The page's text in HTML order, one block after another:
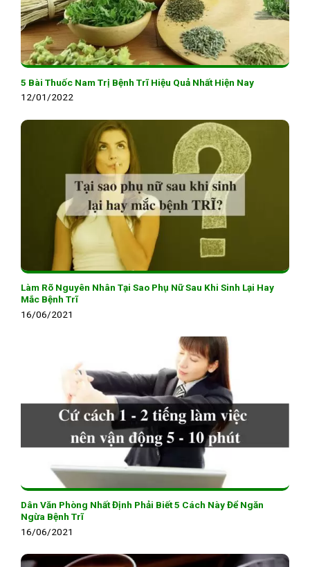
5 Bài Thuốc Nam Trị Bệnh Trĩ Hiệu Quả Nhất Hiện Nay
12/01/2022
Làm Rõ Nguyên Nhân Tại Sao Phụ Nữ Sau Khi Sinh Lại Hay
Mắc Bệnh Trĩ
16/06/2021
Dân Văn Phòng Nhất Định Phải Biết 5 Cách Này Để Ngăn
Ngừa Bệnh Trĩ
16/06/2021